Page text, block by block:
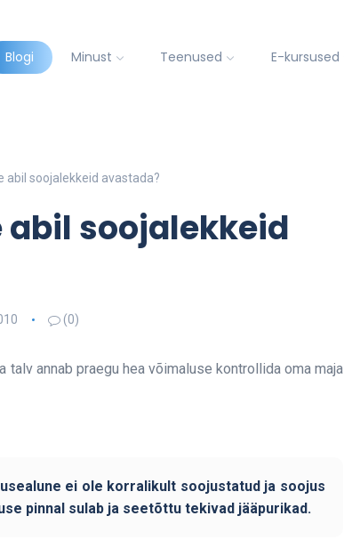
Blogi Minust Teenused E-kursused
abil soojalekkeid avastada?
soojalekkeid
(0)
talv annab praegu hea võimaluse kontrollida oma maja
ei ole korralikult soojustatud ja soojus
pinnal sulab ja seetõttu tekivad jääpurikad.